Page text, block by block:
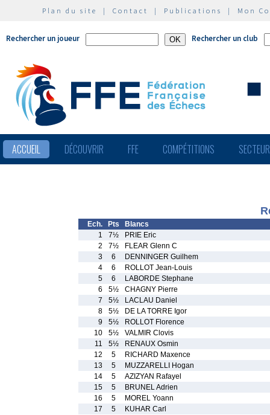
Plan du site | Contact | Publications | Mon
Rechercher un joueur Rechercher un club
ACCUEIL DÉCOUVRIR FFE COMPÉTITIONS
Ech. Pts
Blancs
1
7½
PRIE Eric
2
7½
FLEAR Glenn C
3
6
DENNINGER Guilhem
4
6
ROLLOT Jean-Louis
5
6
LABORDE Stephane
6
5½
CHAGNY Pierre
7
5½
LACLAU Daniel
8
5½
DE LA TORRE Igor
9
5½
ROLLOT Florence
10
5½
VALMIR Clovis
11
5½
RENAUX Osmin
12
5
RICHARD Maxence
13
5
MUZZARELLI Hogan
14
5
AZIZYAN Rafayel
15
5
BRUNEL Adrien
16
5
MOREL Yoann
17
5
KUHAR Carl